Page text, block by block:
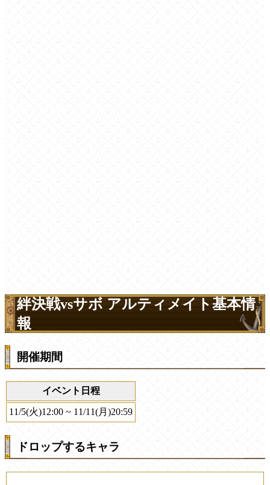
絆決戦vsサボ アルティメイト基本情
報
開催期間
イベント日程
11/5(火)12:00 ~ 11/11(月)20:59
ドロップするキャラ